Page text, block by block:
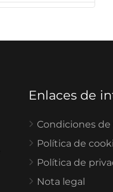
Enlaces de
Condiciones de
Política de
Política de
Nota legal